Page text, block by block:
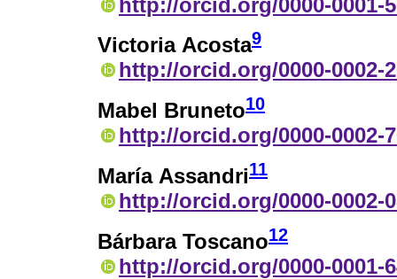
Victoria Acosta9
http://orcid.org/0000-0002-
Mabel Bruneto10
http://orcid.org/0000-0002-
María Assandri11
http://orcid.org/0000-0002-
Bárbara Toscano12
http://orcid.org/0000-0001-